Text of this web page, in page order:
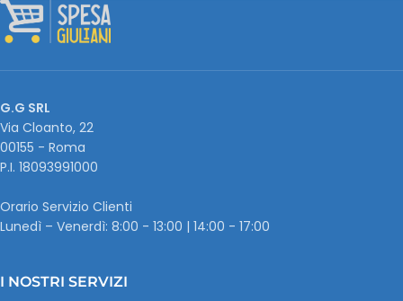
G.G SRL
Via Cloanto, 22
00155 - Roma
P.I. ‭18093991000
Orario Servizio Clienti
Lunedì – Venerdì: 8:00 - 13:00 | 14:00 - 17:00
I NOSTRI SERVIZI